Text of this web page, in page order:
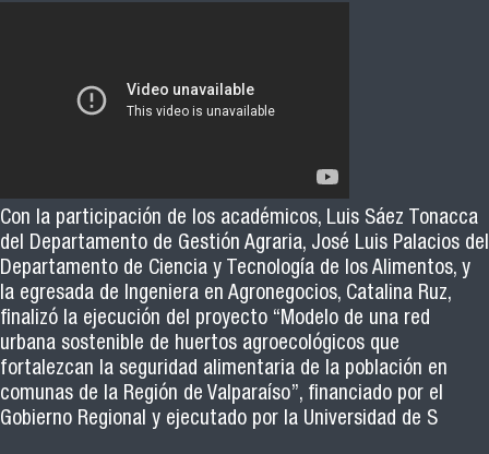
Con la participación de los académicos, Luis Sáez Tonacca
del Departamento de Gestión Agraria, José Luis Palacios del
Departamento de Ciencia y Tecnología de los Alimentos, y
la egresada de Ingeniera en Agronegocios, Catalina Ruz,
finalizó la ejecución del proyecto “Modelo de una red
urbana sostenible de huertos agroecológicos que
fortalezcan la seguridad alimentaria de la población en
comunas de la Región de Valparaíso”, financiado por el
Gobierno Regional y ejecutado por la Universidad de S